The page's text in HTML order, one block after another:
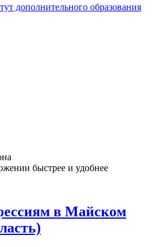
дополнительного образования
быстрее и удобнее
в Майском